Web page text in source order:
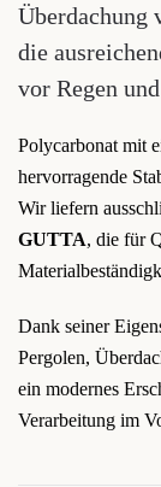
Überdachung
die
vor Regen
Polycarbonat mit
hervorragende
Wir liefern
GUTTA, die für
Dank seiner
Pergolen,
ein modernes
Verarbeitung im